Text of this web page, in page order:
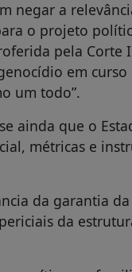
negar a
o projeto
pela
em
um todo”.
ainda que o
métricas e
da garantia
da